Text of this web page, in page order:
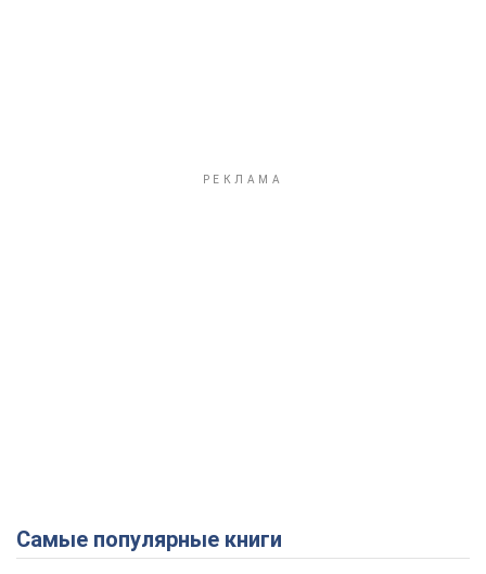
Самые популярные книги